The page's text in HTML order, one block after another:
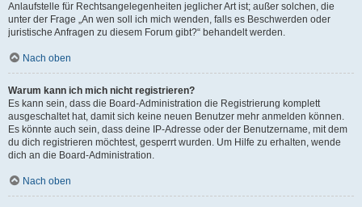
Anlaufstelle für Rechtsangelegenheiten jeglicher Art ist; außer solchen, die
unter der Frage „An wen soll ich mich wenden, falls es Beschwerden oder
juristische Anfragen zu diesem Forum gibt?“ behandelt werden.
Nach oben
Warum kann ich mich nicht registrieren?
Es kann sein, dass die Board-Administration die Registrierung komplett
ausgeschaltet hat, damit sich keine neuen Benutzer mehr anmelden können.
Es könnte auch sein, dass deine IP-Adresse oder der Benutzername, mit dem
du dich registrieren möchtest, gesperrt wurden. Um Hilfe zu erhalten, wende
dich an die Board-Administration.
Nach oben